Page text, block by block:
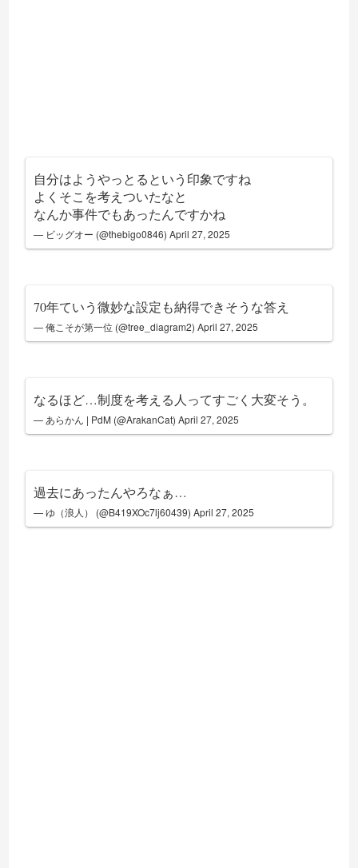
自分はようやっとるという印象ですね
よくそこを考えついたなと
なんか事件でもあったんですかね
— ビッグオー (@thebigo0846)April 27, 2025
70年ていう微妙な設定も納得できそうな答え
— 俺こそが第一位 (@tree_diagram2)April 27, 2025
なるほど…制度を考える人ってすごく大変そう。
— あらかん | PdM (@ArakanCat)April 27, 2025
過去にあったんやろなぁ…
— ゆ（浪人） (@B419XOc7lj60439)April 27, 2025